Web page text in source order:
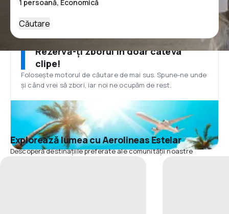
Căutare
Rezervă-ți zborul în doar câteva
clipe!
Folosește motorul de căutare de mai sus. Spune-ne unde
și când vrei să zbori, iar noi ne ocupăm de rest.
Explorează lumea cu Aerolineas Estelar
Descoperă destinațiile preferate ale comunității noastre